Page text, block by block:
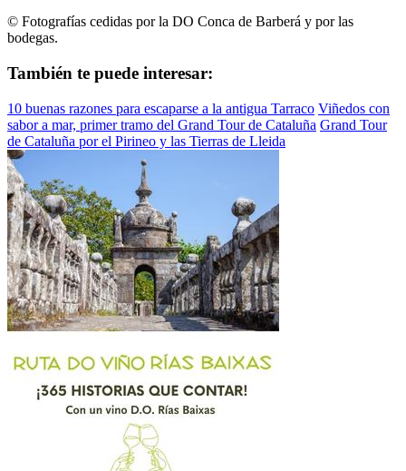
© Fotografías cedidas por la DO Conca de Barberá y por las
bodegas.
También te puede interesar:
10 buenas razones para escaparse a la antigua Tarraco Viñedos con
sabor a mar, primer tramo del Grand Tour de Cataluña Grand Tour
de Cataluña por el Pirineo y las Tierras de Lleida